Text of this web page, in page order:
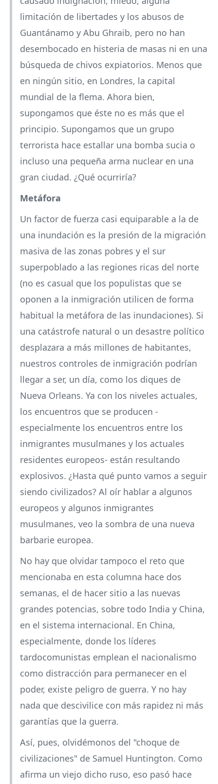
limitación de libertades y los abusos de
Guantánamo y Abu Ghraib, pero no han
desembocado en histeria de masas ni en una
búsqueda de chivos expiatorios. Menos que
en ningún sitio, en Londres, la capital
mundial de la flema. Ahora bien,
supongamos que éste no es más que el
principio. Supongamos que un grupo
terrorista hace estallar una bomba sucia o
incluso una pequeña arma nuclear en una
gran ciudad. ¿Qué ocurriría?
Metáfora
Un factor de fuerza casi equiparable a la de
una inundación es la presión de la migración
masiva de las zonas pobres y el sur
superpoblado a las regiones ricas del norte
(no es casual que los populistas que se
oponen a la inmigración utilicen de forma
habitual la metáfora de las inundaciones). Si
una catástrofe natural o un desastre político
desplazara a más millones de habitantes,
nuestros controles de inmigración podrían
llegar a ser, un día, como los diques de
Nueva Orleans. Ya con los niveles actuales,
los encuentros que se producen -
especialmente los encuentros entre los
inmigrantes musulmanes y los actuales
residentes europeos- están resultando
explosivos. ¿Hasta qué punto vamos a seguir
siendo civilizados? Al oír hablar a algunos
europeos y algunos inmigrantes
musulmanes, veo la sombra de una nueva
barbarie europea.
No hay que olvidar tampoco el reto que
mencionaba en esta columna hace dos
semanas, el de hacer sitio a las nuevas
grandes potencias, sobre todo India y China,
en el sistema internacional. En China,
especialmente, donde los líderes
tardocomunistas emplean el nacionalismo
como distracción para permanecer en el
poder, existe peligro de guerra. Y no hay
nada que descivilice con más rapidez ni más
garantías que la guerra.
Así, pues, olvidémonos del "choque de
civilizaciones" de Samuel Huntington. Como
afirma un viejo dicho ruso, eso pasó hace